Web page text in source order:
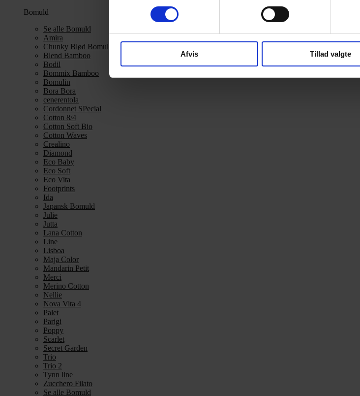
Afvis Tillad valgte
Bomuld
Se alle Bomuld
Amira
Chunky Blød Bomuld
Blend Bamboo
Bodil
Bommix Bamboo
Bomulin
Bora Bora
cenerentola
Cordonnet SPecial
Cotton 8/4
Cotton Soft Bio
Cotton Waves
Crealino
Diamond
Eco Baby
Eco Soft
Eco Vita
Footprints
Ida
Japansk Bomuld
Julie
Jutta
Lana Cotton
Line
Lisboa
Maja Color
Mandarin Petit
Merci
Merino Cotton
Nellie
Nova Vita 4
Palet
Parigi
Poppy
Scarlet
Secret Garden
Trio
Trio 2
Tynn line
Zucchero Filato
Se alle Bomuld